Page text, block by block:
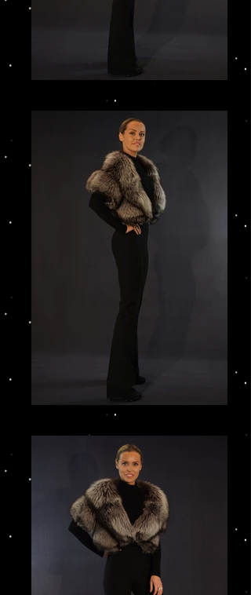
IMG_3212.JPG